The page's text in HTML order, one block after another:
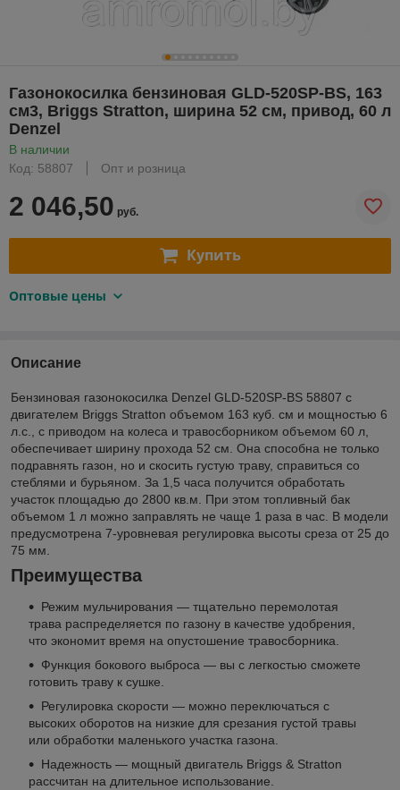
Газонокосилка бензиновая GLD-520SP-BS, 163
см3, Briggs Stratton, ширина 52 см, привод, 60 л
Denzel
В наличии
Код: 58807
Опт и розница
2 046,50 руб.
Купить
Оптовые цены
Описание
Бензиновая газонокосилка Denzel GLD-520SP-BS 58807 с
двигателем Briggs Stratton объемом 163 куб. см и мощностью 6
л.с., с приводом на колеса и травосборником объемом 60 л,
обеспечивает ширину прохода 52 см. Она способна не только
подравнять газон, но и скосить густую траву, справиться со
стеблями и бурьяном. За 1,5 часа получится обработать
участок площадью до 2800 кв.м. При этом топливный бак
объемом 1 л можно заправлять не чаще 1 раза в час. В модели
предусмотрена 7-уровневая регулировка высоты среза от 25 до
75 мм.
Преимущества
Режим мульчирования — тщательно перемолотая
трава распределяется по газону в качестве удобрения,
что экономит время на опустошение травосборника.
Функция бокового выброса — вы с легкостью сможете
готовить траву к сушке.
Регулировка скорости — можно переключаться с
высоких оборотов на низкие для срезания густой травы
или обработки маленького участка газона.
Надежность — мощный двигатель Briggs & Stratton
рассчитан на длительное использование.